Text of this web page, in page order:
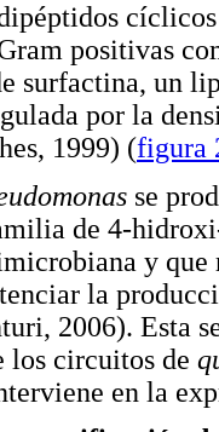
positivas
surfactina, un
por la
1999) (figura
se
de 4-
y que
la
2006). Esta
los circuitos de
en la